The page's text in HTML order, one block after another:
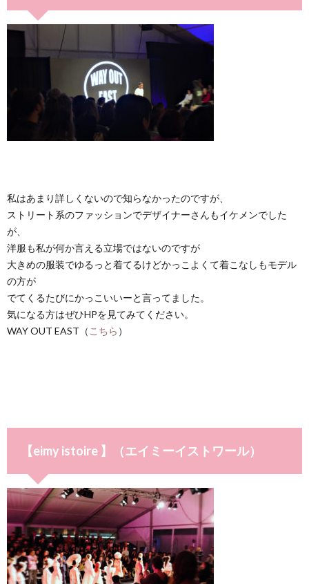
私はあまり詳しくないので知らなかったのですが、
ストリート系のファッションでデザイナーさんもイケメンでした
が、
洋服も私が何か言える立場ではないのですが
大きめの服装でゆるっと着てるけどかっこよくて着こなしもモデル
の方が
でてくるたびにかっこいいーと言ってました。
気になる方はぜひHPを見てみてください。
WAY OUT EAST（ こちら ）
【eimy istoire 】（エイミーイストワール）